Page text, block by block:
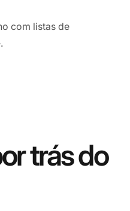
com listas de
trás do